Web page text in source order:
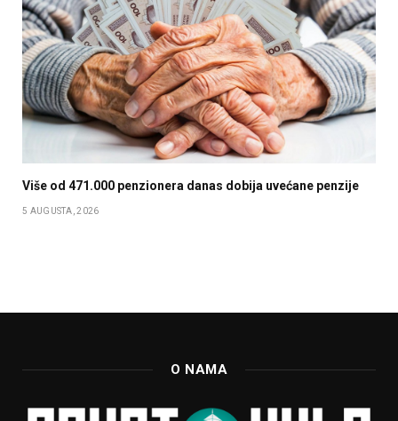
Više od 471.000 penzionera danas dobija uvećane penzije
5 AUGUSTA, 2026
O NAMA